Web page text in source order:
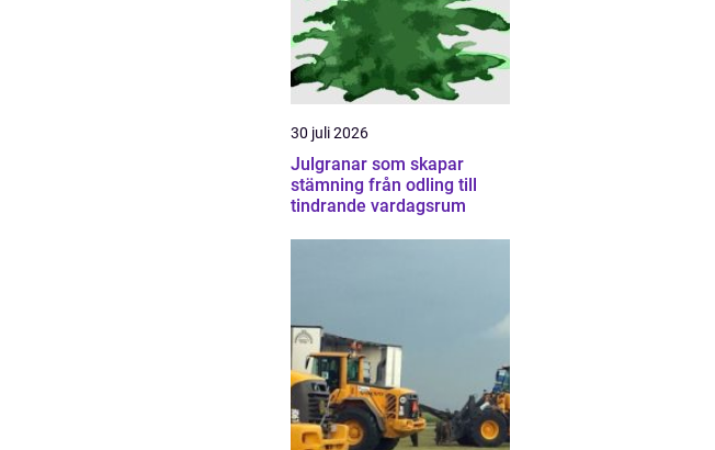
30 juli 2026
Julgranar som skapar
stämning från odling till
tindrande vardagsrum